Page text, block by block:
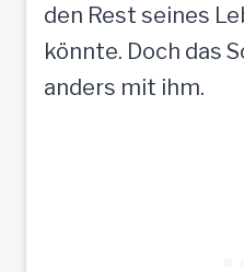
den Rest seines
könnte. Doch das
anders mit ihm.